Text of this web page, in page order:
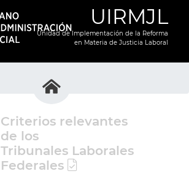
UIRMJL
Unidad de Implementación de la Reforma
en Materia de Justicia Laboral
Criterios relevantes
de los
Tribunales Laborales
Federales